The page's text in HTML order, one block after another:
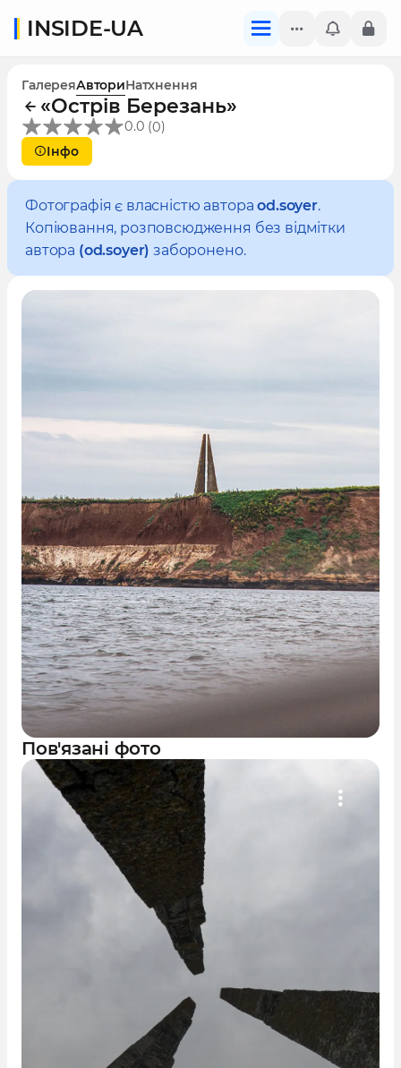
INSIDE-UA
ГалереяАвториНатхнення
«Острів Березань»
0.0 (0)
Інфо
Фотографія є власністю автораod.soyer.
Копіювання, розповсюдження без відмітки
автора (od.soyer) заборонено.
Пов'язані фото